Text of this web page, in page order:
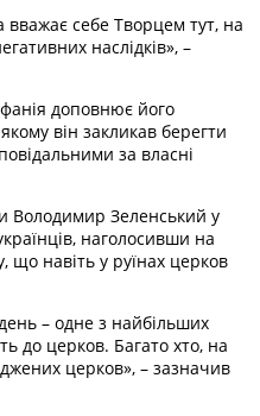
себе Творцем тут, на
наслідків», –
доповнює його
він закликав берегти
за власні
Володимир Зеленський у
наголосивши на
що навіть у руїнах церков
– одне з найбільших
до церков. Багато хто, на
церков», – зазначив